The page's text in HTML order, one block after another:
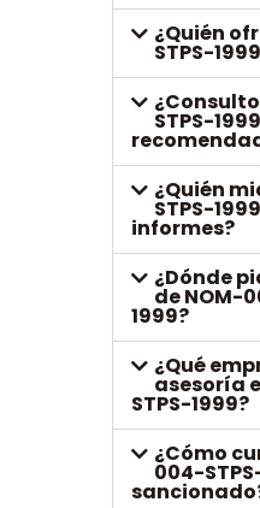
¿Quién
STPS-
STPS-
¿Quién
STPS-
informes?
¿Dónde
de NOM-
1999?
¿Qué
asesoría
STPS-1999?
¿Cómo
004-